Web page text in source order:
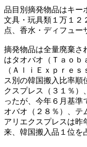
品目別摘発物品はキー
文具・玩具類１万１２
点、香水・ディフュー
摘発物品は全量廃棄さ
はタオバオ（Ｔａｏｂ
（ＡｌｉＥｘｐｒｅ
ス別の韓国搬入比率順
クスプレス（３１％）
ったが、今年６月基準
オバオ（２８％）、テ
アリエクスプレスは昨
来、韓国搬入品１位を